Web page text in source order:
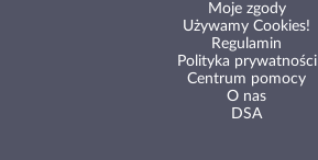
Moje zgody
Używamy Cookies!
Regulamin
Polityka prywatności
Centrum pomocy
O nas
DSA